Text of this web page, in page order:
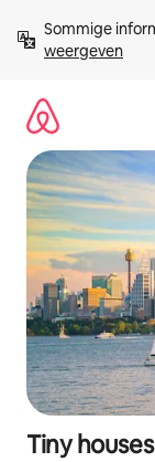
direct
naar
Sommige
weergeven
Tiny